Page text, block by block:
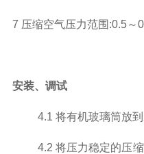
7 压缩空气压力范围:0.5～
安装、调试
4.1 将有机玻璃筒放到
4.2 将压力稳定的压